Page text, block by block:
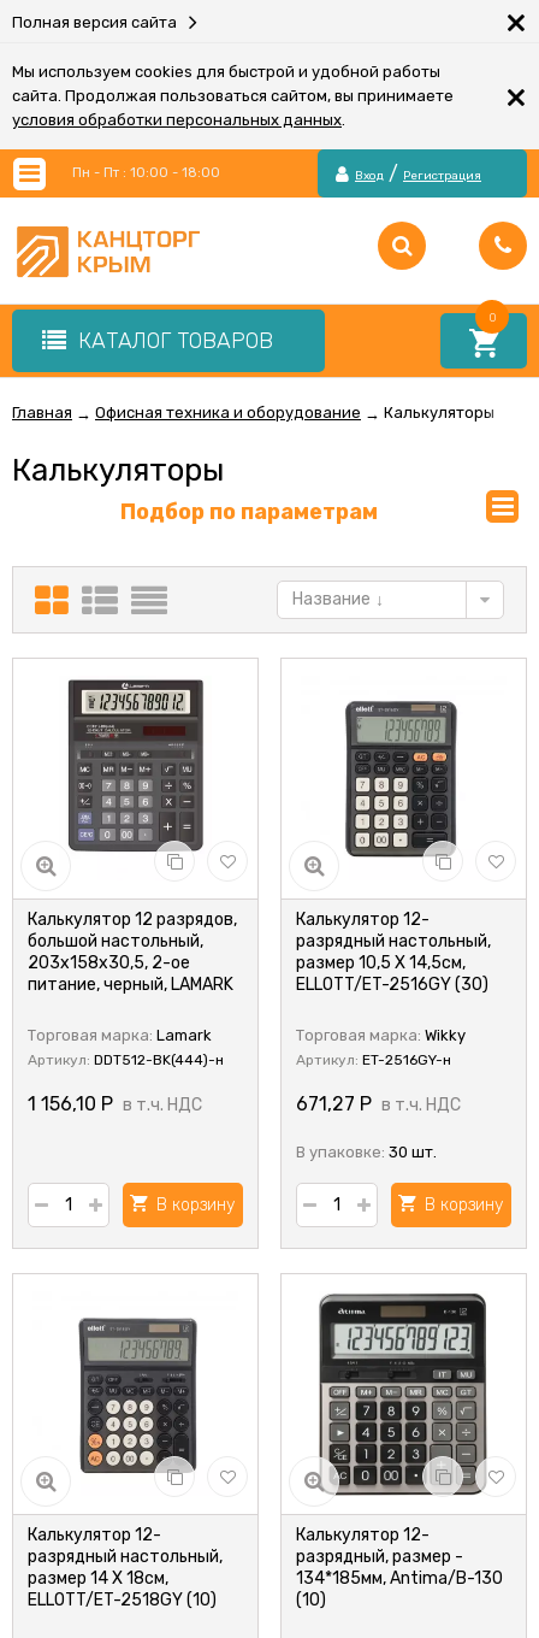
Полная версия сайта ×
Мы используем cookies для быстрой и удобной работы
сайта. Продолжая пользоваться сайтом, вы принимаете
условия обработки персональных данных.
×
Пн - Пт : 10:00 - 18:00 Вход / Регистрация
КАТАЛОГ ТОВАРОВ
0
Главная → Офисная техника и оборудование → Калькуляторы
Калькуляторы
Подбор по параметрам
Название
Калькулятор 12 разрядов,
большой настольный,
203х158х30,5, 2-ое
питание, черный, LAMARK
Торговая марка: Lamark
Артикул: DDT512-BK(444)-н
1 156,10 Р в т.ч. НДС
В корзину
Калькулятор 12-
разрядный настольный,
размер 10,5 Х 14,5см,
ELLOTT/ET-2516GY (30)
Торговая марка: Wikky
Артикул: ET-2516GY-н
671,27 Р в т.ч. НДС
В упаковке: 30 шт.
В корзину
Калькулятор 12-
разрядный настольный,
размер 14 Х 18см,
ELLOTT/ET-2518GY (10)
Калькулятор 12-
разрядный, размер -
134*185мм, Antima/B-130
(10)